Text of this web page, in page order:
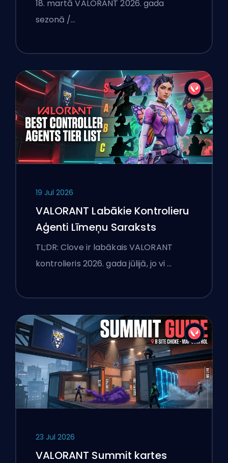
18. martā VALORANT 2026. gada
sezonā /…
19 Jul 2026
VALORANT Labākie Kontrolieru
Aģenti Līmeņu Saraksts
TL;DR: Clove ir labākais VALORANT
kontrolieris 2026. gada jūlijā, jo vi …
23 Jul 2026
VALORANT Summit kartes